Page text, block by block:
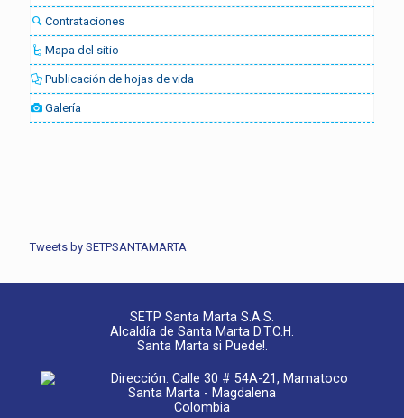
Contrataciones
Mapa del sitio
Publicación de hojas de vida
Galería
Tweets by SETPSANTAMARTA
SETP Santa Marta S.A.S.
Alcaldía de Santa Marta D.T.C.H.
Santa Marta si Puede!.
Dirección: Calle 30 # 54A-21, Mamatoco
Santa Marta - Magdalena
Colombia